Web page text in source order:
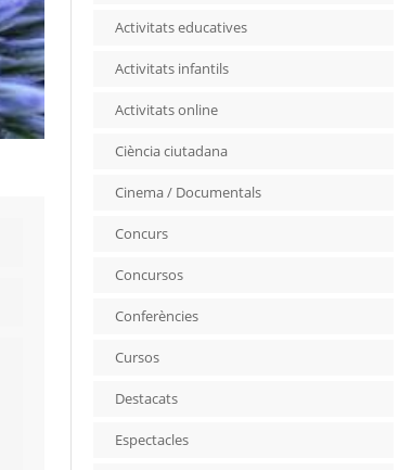
Activitats educatives
Activitats infantils
Activitats online
Ciència ciutadana
Cinema / Documentals
Concurs
Concursos
Conferències
Cursos
Destacats
Espectacles